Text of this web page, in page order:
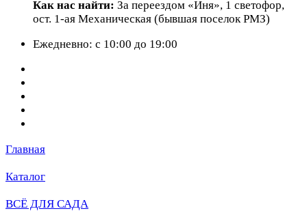
Как нас найти: За переездом «Иня», 1 светофор,
ост. 1-ая Механическая (бывшая поселок РМЗ)
Ежедневно: с 10:00 до 19:00
Главная
Каталог
ВСЁ ДЛЯ САДА